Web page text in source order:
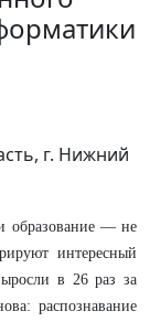
г. Нижний
образование — не
интересный
в 26 раз за
распознавание